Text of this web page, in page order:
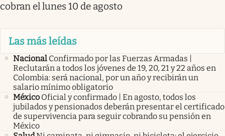
cobran el lunes 10 de agosto
Las más leídas
Nacional Confirmado por las Fuerzas Armadas |
Reclutarán a todos los jóvenes de 19, 20, 21 y 22 años en
Colombia: será nacional, por un año y recibirán un
salario mínimo obligatorio
México Oficial y confirmado | En agosto, todos los
jubilados y pensionados deberán presentar el certificado
de supervivencia para seguir cobrando su pensión en
México